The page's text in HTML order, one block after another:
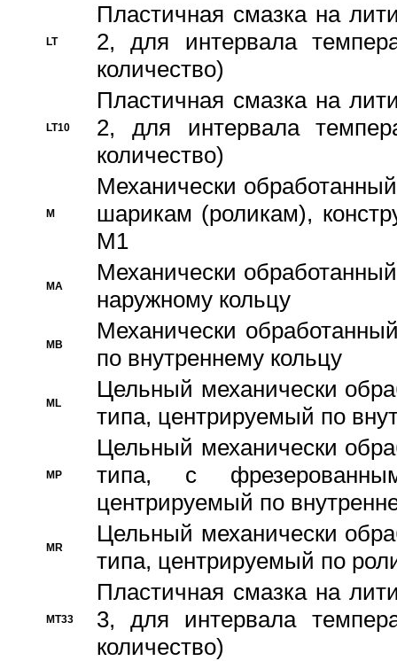
LT
Пластичная смазка на
2, для интервала
количество)
LT10
Пластичная смазка на
2, для интервала
количество)
M
Механически
шарикам (роликам),
M1
MA
Механически
наружному кольцу
MB
Механически
по внутреннему кольцу
ML
Цельный механически
типа, центрируемый по
MP
Цельный механически
типа, с
центрируемый по
MR
Цельный механически
типа, центрируемый по
MT33
Пластичная смазка на
3, для интервала
количество)